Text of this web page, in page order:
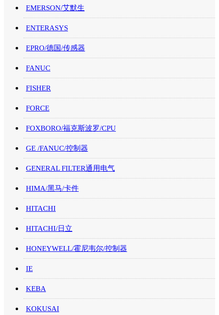
EMERSON/艾默生
ENTERASYS
EPRO/德国/传感器
FANUC
FISHER
FORCE
FOXBORO/福克斯波罗/CPU
GE /FANUC/控制器
GENERAL FILTER通用电气
HIMA/黑马/卡件
HITACHI
HITACHI/日立
HONEYWELL/霍尼韦尔/控制器
IE
KEBA
KOKUSAI